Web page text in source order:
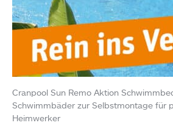
Cranpool Sun Remo Aktion
Schwimmbäder zur Selbstmontage für
Heimwerker